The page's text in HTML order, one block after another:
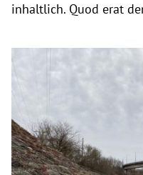
inhaltlich. Quod erat